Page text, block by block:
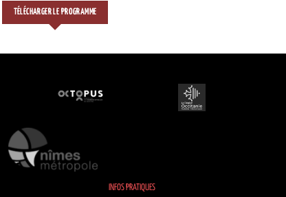
TÉLÉCHARGER LE PROGRAMME
INFOS PRATIQUES